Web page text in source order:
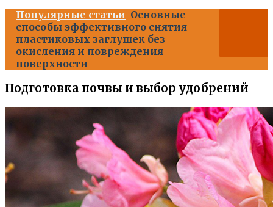
Популярные статьи Основные
способы эффективного снятия
пластиковых заглушек без
окисления и повреждения
поверхности
Подготовка почвы и выбор удобрений